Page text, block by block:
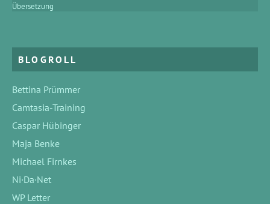
Übersetzung
BLOGROLL
Bettina Prümmer
Camtasia-Training
Caspar Hübinger
Maja Benke
Michael Firnkes
Ni·Da·Net
WP Letter